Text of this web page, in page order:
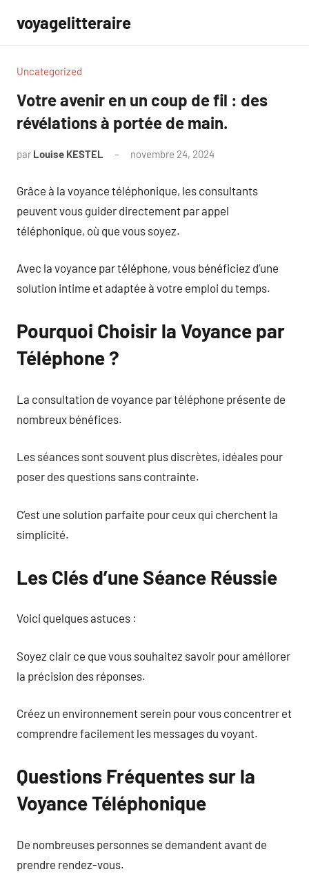
contenu
voyagelitteraire
Uncategorized
Votre avenir en un coup de fil : des
révélations à portée de main.
par Louise KESTEL novembre 24, 2024
Grâce à la voyance téléphonique, les consultants
peuvent vous guider directement par appel
téléphonique, où que vous soyez.
Avec la voyance par téléphone, vous bénéficiez d’une
solution intime et adaptée à votre emploi du temps.
Pourquoi Choisir la Voyance par
Téléphone ?
La consultation de voyance par téléphone présente de
nombreux bénéfices.
Les séances sont souvent plus discrètes, idéales pour
poser des questions sans contrainte.
C’est une solution parfaite pour ceux qui cherchent la
simplicité.
Les Clés d’une Séance Réussie
Voici quelques astuces :
Soyez clair ce que vous souhaitez savoir pour améliorer
la précision des réponses.
Créez un environnement serein pour vous concentrer et
comprendre facilement les messages du voyant.
Questions Fréquentes sur la
Voyance Téléphonique
De nombreuses personnes se demandent avant de
prendre rendez-vous.